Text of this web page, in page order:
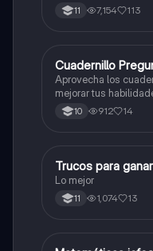
11 7,154 113
ICFES: Inglés
Cuadernillo
Aprovecha los
mejorar tus
Prueba Saber 11. 🫡
10 912 14
Química
Trucos para
Lo mejor
11 1,074 13